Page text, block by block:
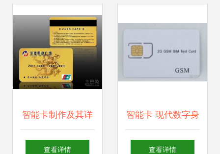
智能卡制作及其详
细介绍
查看详情
智能卡 现代数字身
份与安全支付的基
查看详情